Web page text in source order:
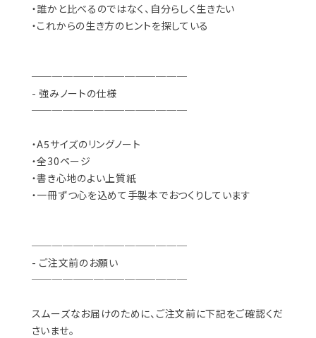
・誰かと比べるのではなく、自分らしく生きたい
・これからの生き方のヒントを探している
───────────────
- 強みノートの仕様
───────────────
・A5サイズのリングノート
・全30ページ
・書き心地のよい上質紙
・一冊ずつ心を込めて手製本でおつくりしています
───────────────
- ご注文前のお願い
───────────────
スムーズなお届けのために、ご注文前に下記をご確認くだ
さいませ。